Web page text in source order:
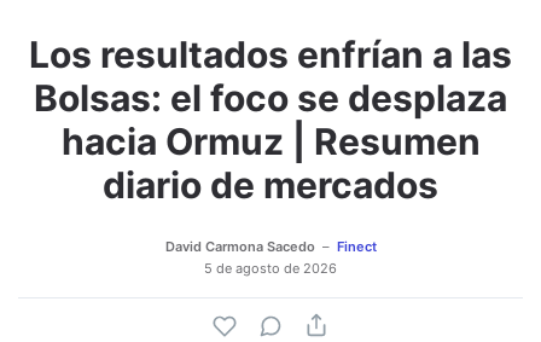
Adjuntar imagen Comentar
Los resultados enfrían a las
Bolsas: el foco se desplaza
hacia Ormuz | Resumen
diario de mercados
David Carmona Sacedo
Finect
5 de agosto de 2026